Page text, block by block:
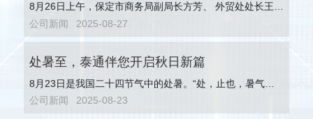
企业打通对俄合作“新通道”
8月26日上午，保定市商务局副局长方芳、 外贸处处长王利
民、中国商业联合会易货贸易分会特邀顾问胡翎、副会长吴
庆涛、俄罗斯阿穆尔州工商会中国代...
公司新闻 2025-08-27
处暑至，泰通伴您开启秋日新篇
8月23日是我国二十四节气中的处暑。“处，止也，暑气至
此而止矣”，处暑意味着炎热逐渐退场，凉爽的秋日正袅袅
而来 。
公司新闻 2025-08-23